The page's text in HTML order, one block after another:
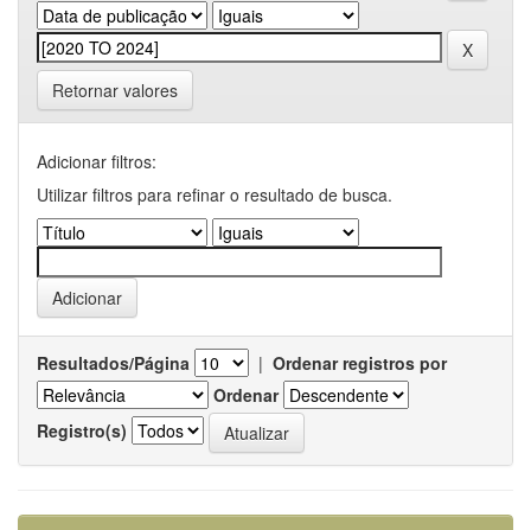
Retornar valores
Adicionar filtros:
Utilizar filtros para refinar o resultado de busca.
Resultados/Página | Ordenar registros por
Ordenar
Registro(s)